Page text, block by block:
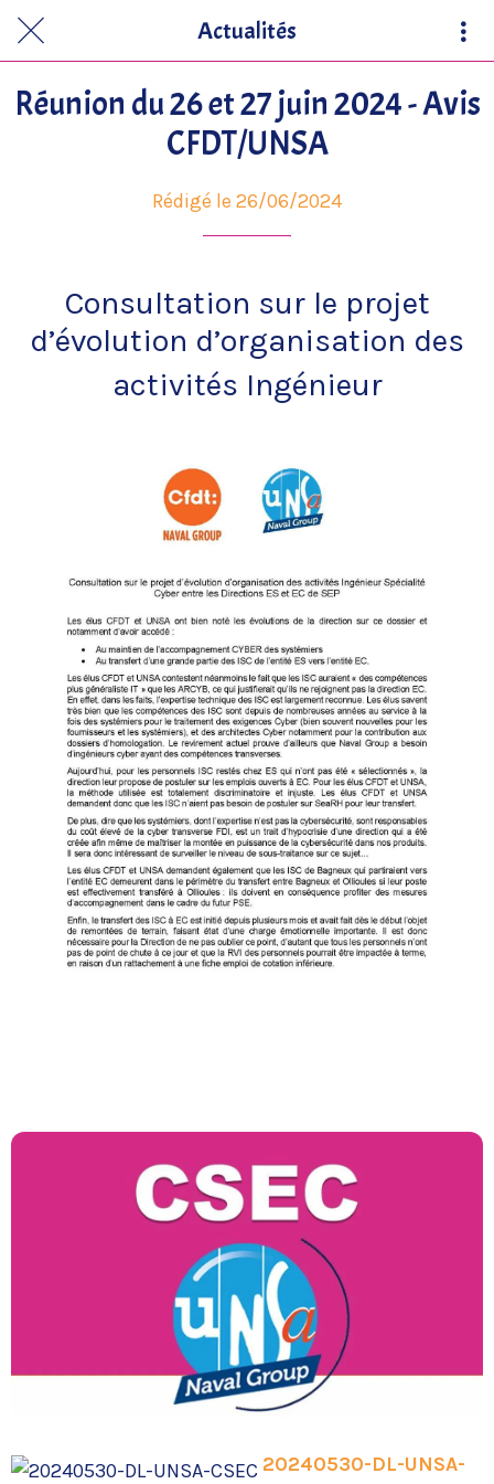
Actualités
Réunion du 26 et 27 juin 2024 - Avis
CFDT/UNSA
Rédigé le 26/06/2024
Consultation sur le projet
d’évolution d’organisation des
activités Ingénieur
20240530-DL-UNSA-